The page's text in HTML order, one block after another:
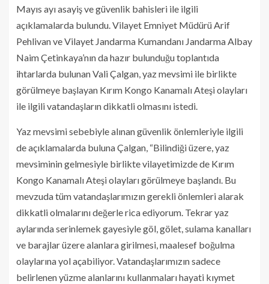
Mayıs ayı asayiş ve güvenlik bahisleri ile ilgili
açıklamalarda bulundu. Vilayet Emniyet Müdürü Arif
Pehlivan ve Vilayet Jandarma Kumandanı Jandarma Albay
Naim Çetinkaya’nın da hazır bulunduğu toplantıda
ihtarlarda bulunan Vali Çalgan, yaz mevsimi ile birlikte
görülmeye başlayan Kırım Kongo Kanamalı Ateşi olayları
ile ilgili vatandaşların dikkatli olmasını istedi.
Yaz mevsimi sebebiyle alınan güvenlik önlemleriyle ilgili
de açıklamalarda buluna Çalgan, “Bilindiği üzere, yaz
mevsiminin gelmesiyle birlikte vilayetimizde de Kırım
Kongo Kanamalı Ateşi olayları görülmeye başlandı. Bu
mevzuda tüm vatandaşlarımızın gerekli önlemleri alarak
dikkatli olmalarını değerle rica ediyorum. Tekrar yaz
aylarında serinlemek gayesiyle göl, gölet, sulama kanalları
ve barajlar üzere alanlara girilmesi, maalesef boğulma
olaylarına yol açabiliyor. Vatandaşlarımızın sadece
belirlenen yüzme alanlarını kullanmaları hayati kıymet